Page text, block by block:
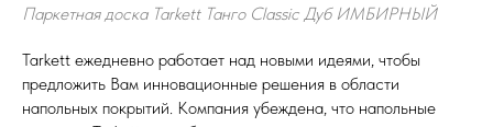
Паркетная доска Tarkett Танго Classic Дуб ИМБИРНЫЙ
Tarkett ежедневно работает над новыми идеями, чтобы
предложить Вам инновационные решения в области
напольных покрытий. Компания убеждена, что напольные